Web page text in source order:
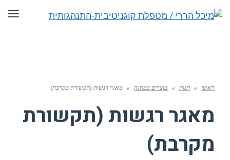
תפריט
» חנות » מוצרים במתנה » מאגר רגשות (תקשורת מקרבת)
מאגר רגשות (תקשורת
מקרבת)